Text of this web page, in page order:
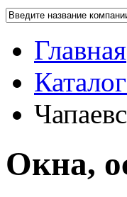
Главная
Окна,